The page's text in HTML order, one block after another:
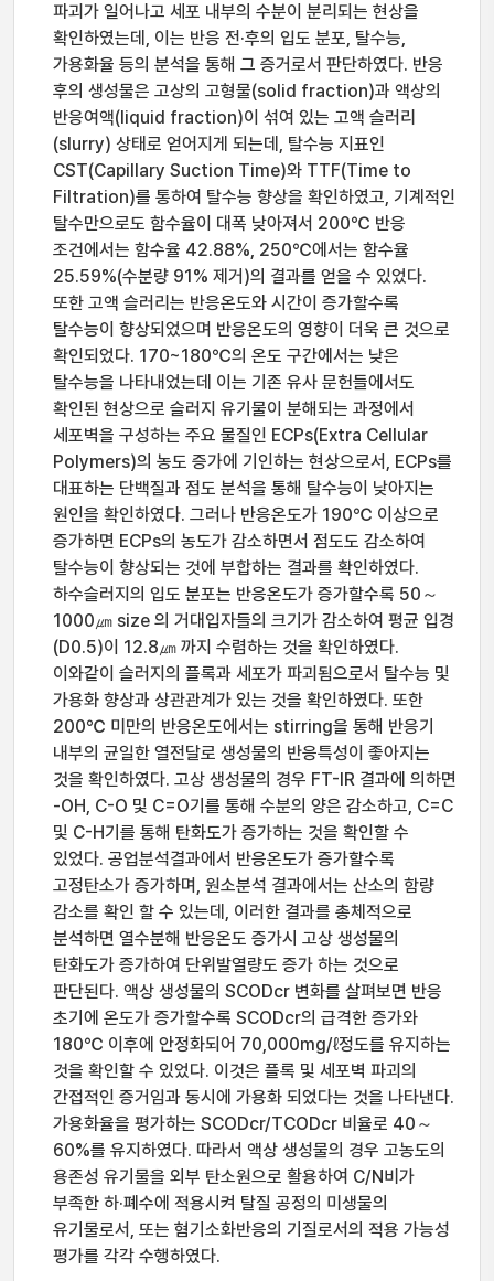
파괴가 일어나고 세포 내부의 수분이 분리되는 현상을
확인하였는데, 이는 반응 전·후의 입도 분포, 탈수능,
가용화율 등의 분석을 통해 그 증거로서 판단하였다. 반응
후의 생성물은 고상의 고형물(solid fraction)과 액상의
반응여액(liquid fraction)이 섞여 있는 고액 슬러리
(slurry) 상태로 얻어지게 되는데, 탈수능 지표인
CST(Capillary Suction Time)와 TTF(Time to
Filtration)를 통하여 탈수능 향상을 확인하였고, 기계적인
탈수만으로도 함수율이 대폭 낮아져서 200℃ 반응
조건에서는 함수율 42.88%, 250℃에서는 함수율
25.59%(수분량 91% 제거)의 결과를 얻을 수 있었다.
또한 고액 슬러리는 반응온도와 시간이 증가할수록
탈수능이 향상되었으며 반응온도의 영향이 더욱 큰 것으로
확인되었다. 170~180℃의 온도 구간에서는 낮은
탈수능을 나타내었는데 이는 기존 유사 문헌들에서도
확인된 현상으로 슬러지 유기물이 분해되는 과정에서
세포벽을 구성하는 주요 물질인 ECPs(Extra Cellular
Polymers)의 농도 증가에 기인하는 현상으로서, ECPs를
대표하는 단백질과 점도 분석을 통해 탈수능이 낮아지는
원인을 확인하였다. 그러나 반응온도가 190℃ 이상으로
증가하면 ECPs의 농도가 감소하면서 점도도 감소하여
탈수능이 향상되는 것에 부합하는 결과를 확인하였다.
하수슬러지의 입도 분포는 반응온도가 증가할수록 50～
1000㎛ size 의 거대입자들의 크기가 감소하여 평균 입경
(D0.5)이 12.8㎛ 까지 수렴하는 것을 확인하였다.
이와같이 슬러지의 플록과 세포가 파괴됨으로서 탈수능 및
가용화 향상과 상관관계가 있는 것을 확인하였다. 또한
200℃ 미만의 반응온도에서는 stirring을 통해 반응기
내부의 균일한 열전달로 생성물의 반응특성이 좋아지는
것을 확인하였다. 고상 생성물의 경우 FT-IR 결과에 의하면
-OH, C-O 및 C=O기를 통해 수분의 양은 감소하고, C=C
및 C-H기를 통해 탄화도가 증가하는 것을 확인할 수
있었다. 공업분석결과에서 반응온도가 증가할수록
고정탄소가 증가하며, 원소분석 결과에서는 산소의 함량
감소를 확인 할 수 있는데, 이러한 결과를 총체적으로
분석하면 열수분해 반응온도 증가시 고상 생성물의
탄화도가 증가하여 단위발열량도 증가 하는 것으로
판단된다. 액상 생성물의 SCODcr 변화를 살펴보면 반응
초기에 온도가 증가할수록 SCODcr의 급격한 증가와
180℃ 이후에 안정화되어 70,000mg/ℓ정도를 유지하는
것을 확인할 수 있었다. 이것은 플록 및 세포벽 파괴의
간접적인 증거임과 동시에 가용화 되었다는 것을 나타낸다.
가용화율을 평가하는 SCODcr/TCODcr 비율로 40～
60%를 유지하였다. 따라서 액상 생성물의 경우 고농도의
용존성 유기물을 외부 탄소원으로 활용하여 C/N비가
부족한 하·폐수에 적용시켜 탈질 공정의 미생물의
유기물로서, 또는 혐기소화반응의 기질로서의 적용 가능성
평가를 각각 수행하였다.